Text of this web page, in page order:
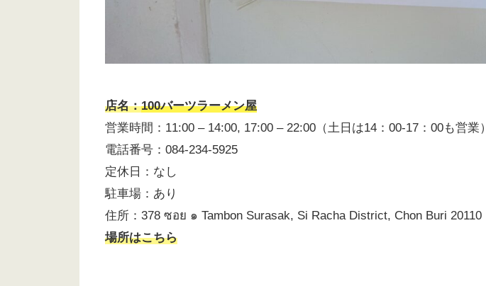
店名：100バーツラーメン屋
営業時間：11:00 – 14:00, 17:00 – 22:00（土日は14：00-17：00も営業）
電話番号：084-234-5925
定休日：なし
駐車場：あり
住所：378 ซอย ๑ Tambon Surasak, Si Racha District, Chon Buri 20110
場所はこちら